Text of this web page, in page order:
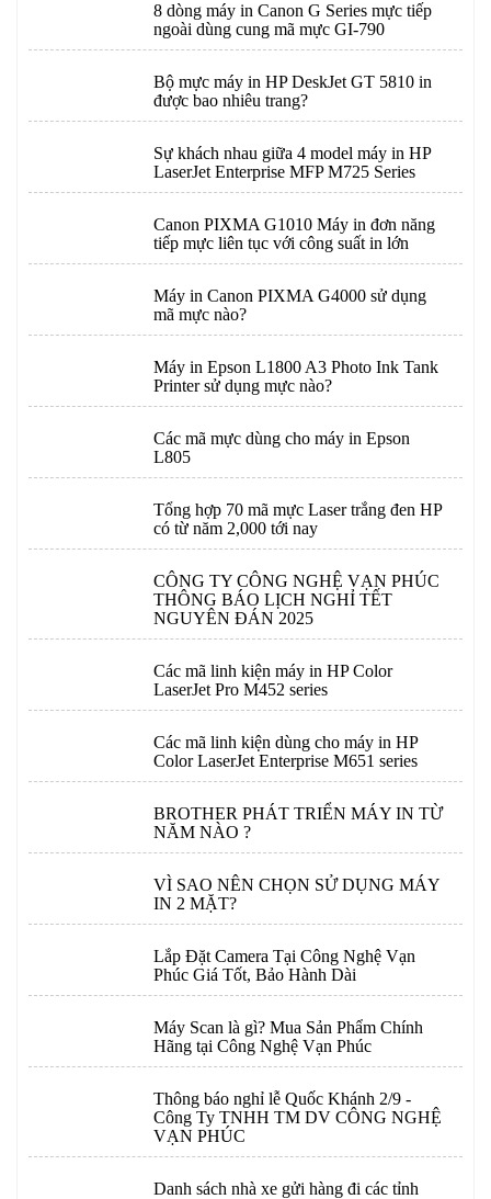
8 dòng máy in Canon G Series mực tiếp
ngoài dùng cung mã mực GI-790
Bộ mực máy in HP DeskJet GT 5810 in
được bao nhiêu trang?
Sự khách nhau giữa 4 model máy in HP
LaserJet Enterprise MFP M725 Series
Canon PIXMA G1010 Máy in đơn năng
tiếp mực liên tục với công suất in lớn
Máy in Canon PIXMA G4000 sử dụng
mã mực nào?
Máy in Epson L1800 A3 Photo Ink Tank
Printer sử dụng mực nào?
Các mã mực dùng cho máy in Epson
L805
Tổng hợp 70 mã mực Laser trắng đen HP
có từ năm 2,000 tới nay
CÔNG TY CÔNG NGHỆ VẠN PHÚC
THÔNG BÁO LỊCH NGHỈ TẾT
NGUYÊN ĐÁN 2025
Các mã linh kiện máy in HP Color
LaserJet Pro M452 series
Các mã linh kiện dùng cho máy in HP
Color LaserJet Enterprise M651 series
BROTHER PHÁT TRIỂN MÁY IN TỪ
NĂM NÀO ?
VÌ SAO NÊN CHỌN SỬ DỤNG MÁY
IN 2 MẶT?
Lắp Đặt Camera Tại Công Nghệ Vạn
Phúc Giá Tốt, Bảo Hành Dài
Máy Scan là gì? Mua Sản Phẩm Chính
Hãng tại Công Nghệ Vạn Phúc
Thông báo nghỉ lễ Quốc Khánh 2/9 -
Công Ty TNHH TM DV CÔNG NGHỆ
VẠN PHÚC
Danh sách nhà xe gửi hàng đi các tỉnh